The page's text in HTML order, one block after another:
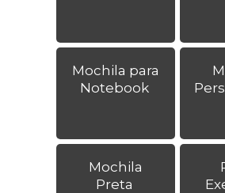
Mochila para
Notebook
Mochila
Preta